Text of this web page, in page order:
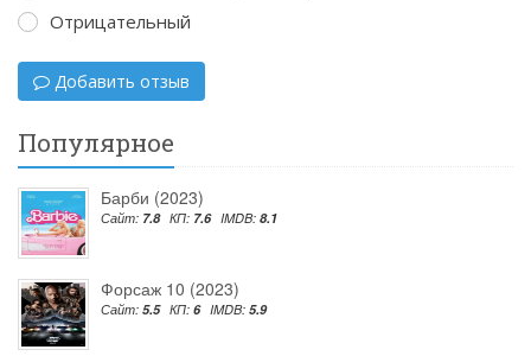
Отрицательный
Добавить отзыв
Популярное
Барби (2023)
Сайт: 7.8 КП: 7.6 IMDB: 8.1
Форсаж 10 (2023)
Сайт: 5.5 КП: 6 IMDB: 5.9